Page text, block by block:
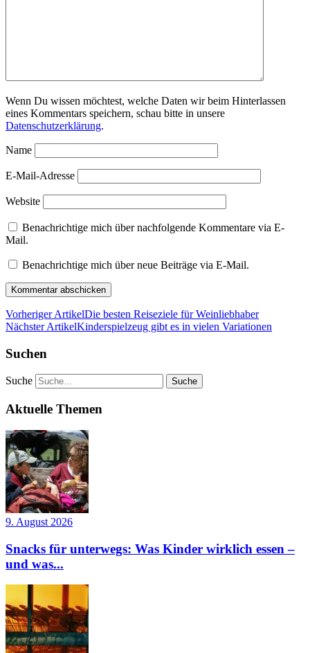
Wenn Du wissen möchtest, welche Daten wir beim Hinterlassen
eines Kommentars speichern, schau bitte in unsere
Datenschutzerklärung.
Name
E-Mail-Adresse
Website
Benachrichtige mich über nachfolgende Kommentare via E-
Mail.
Benachrichtige mich über neue Beiträge via E-Mail.
Vorheriger ArtikelDie besten Reiseziele für Weinliebhaber
Nächster ArtikelKinderspielzeug gibt es in vielen Variationen
Suchen
Suche
Aktuelle Themen
9. August 2026
Snacks für unterwegs: Was Kinder wirklich essen –
und was...